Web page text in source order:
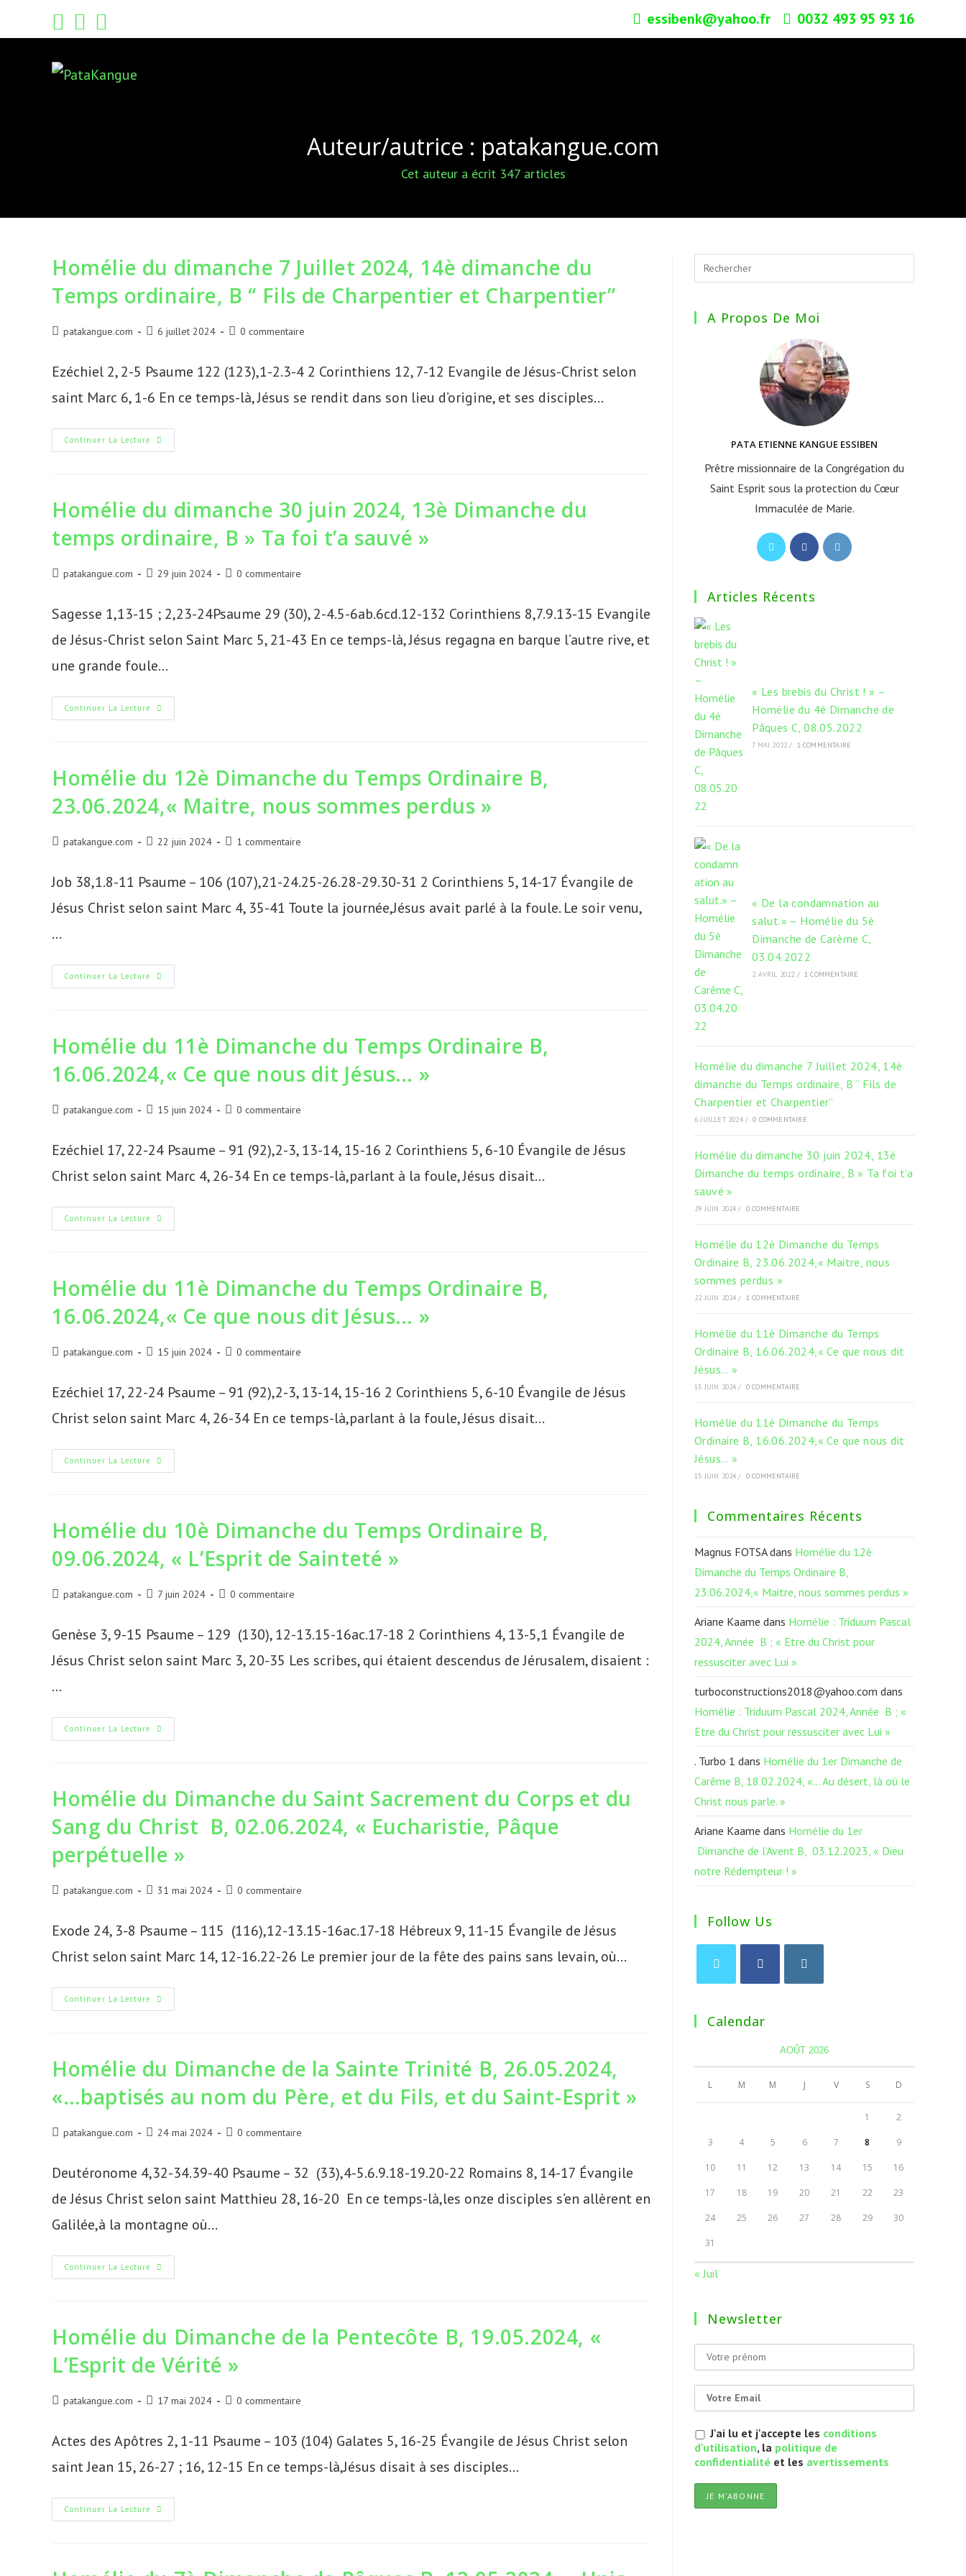
essibenk@yahoo.fr 0032 493 95 93 16
Auteur/autrice : patakangue.com
Cet auteur a écrit 347 articles
Homélie du dimanche 7 Juillet 2024, 14è dimanche du
Temps ordinaire, B “ Fils de Charpentier et Charpentier”
Auteur/autrice
publication :
patakangue.com
Publication
6 juillet 2024
Commentaires
publication :
0 commentaire
Ezéchiel 2, 2-5 Psaume 122 (123),1-2.3-4 2 Corinthiens 12, 7-12 Evangile de Jésus-Christ selon
saint Marc 6, 1-6 En ce temps-là, Jésus se rendit dans son lieu d’origine, et ses disciples…
Continuer La Lecture Homélie
Du
14è
Dimanche
Du
Temps
Ordinaire,
Fils
De
Charpentier”
Homélie du dimanche 30 juin 2024, 13è Dimanche du
temps ordinaire, B » Ta foi t’a sauvé »
Auteur/autrice
publication :
patakangue.com
Publication
29 juin 2024
Commentaires
publication :
0 commentaire
Sagesse 1,13-15 ; 2,23-24Psaume 29 (30), 2-4.5-6ab.6cd.12-132 Corinthiens 8,7.9.13-15 Evangile
de Jésus-Christ selon Saint Marc 5, 21-43 En ce temps-là, Jésus regagna en barque l’autre rive, et
une grande foule…
Continuer La Lecture Homélie
Du
13è
Dimanche
Du
Temps
Ordinaire,
B »
Foi
T’a
Homélie du 12è Dimanche du Temps Ordinaire B,
23.06.2024,« Maitre, nous sommes perdus »
Auteur/autrice
publication :
patakangue.com
Publication
22 juin 2024
Commentaires
publication :
1 commentaire
Job 38,1.8-11 Psaume – 106 (107),21-24.25-26.28-29.30-31 2 Corinthiens 5, 14-17 Évangile de
Jésus Christ selon saint Marc 4, 35-41 Toute la journée,Jésus avait parlé à la foule. Le soir venu,
…
Continuer La Lecture Homélie
Du
Ordinaire
B,
23.06.2024,«
Maitre,
Nous
Sommes
»
Homélie du 11è Dimanche du Temps Ordinaire B,
16.06.2024,« Ce que nous dit Jésus… »
Auteur/autrice
publication :
patakangue.com
Publication
15 juin 2024
Commentaires
publication :
0 commentaire
Ezéchiel 17, 22-24 Psaume – 91 (92),2-3, 13-14, 15-16 2 Corinthiens 5, 6-10 Évangile de Jésus
Christ selon saint Marc 4, 26-34 En ce temps-là,parlant à la foule, Jésus disait…
Continuer La Lecture Homélie
Du
Ordinaire
B,
16.06.2024,«
Ce
Que
Nous
Jésus…
»
Homélie du 11è Dimanche du Temps Ordinaire B,
16.06.2024,« Ce que nous dit Jésus… »
Auteur/autrice
publication :
patakangue.com
Publication
15 juin 2024
Commentaires
publication :
0 commentaire
Ezéchiel 17, 22-24 Psaume – 91 (92),2-3, 13-14, 15-16 2 Corinthiens 5, 6-10 Évangile de Jésus
Christ selon saint Marc 4, 26-34 En ce temps-là,parlant à la foule, Jésus disait…
Continuer La Lecture Homélie
Du
Ordinaire
B,
16.06.2024,«
Ce
Que
Nous
Jésus…
»
Homélie du 10è Dimanche du Temps Ordinaire B,
09.06.2024, « L’Esprit de Sainteté »
Auteur/autrice
publication :
patakangue.com
Publication
7 juin 2024
Commentaires
publication :
0 commentaire
Genèse 3, 9-15 Psaume – 129 (130), 12-13.15-16ac.17-18 2 Corinthiens 4, 13-5,1 Évangile de
Jésus Christ selon saint Marc 3, 20-35 Les scribes, qui étaient descendus de Jérusalem, disaient :
…
Continuer La Lecture Homélie
Du
Ordinaire
B,
09.06.2024,
«
L’Esprit
Sainteté
»
Homélie du Dimanche du Saint Sacrement du Corps et du
Sang du Christ B, 02.06.2024, « Eucharistie, Pâque
perpétuelle »
Auteur/autrice
publication :
patakangue.com
Publication
31 mai 2024
Commentaires
publication :
0 commentaire
Exode 24, 3-8 Psaume – 115 (116),12-13.15-16ac.17-18 Hébreux 9, 11-15 Évangile de Jésus
Christ selon saint Marc 14, 12-16.22-26 Le premier jour de la fête des pains sans levain, où…
Continuer La Lecture Homélie
Du
Du
Corps
Et
Du
Sang
B,
02.06.2024,
Pâque
Perpétuelle
Homélie du Dimanche de la Sainte Trinité B, 26.05.2024,
«…baptisés au nom du Père, et du Fils, et du Saint-Esprit »
Auteur/autrice
publication :
patakangue.com
Publication
24 mai 2024
Commentaires
publication :
0 commentaire
Deutéronome 4,32-34.39-40 Psaume – 32 (33),4-5.6.9.18-19.20-22 Romains 8, 14-17 Évangile
de Jésus Christ selon saint Matthieu 28, 16-20 En ce temps-là,les onze disciples s’en allèrent en
Galilée,à la montagne où…
Continuer La Lecture Homélie
Du
Trinité
B,
26.05.2024,
«…
Baptisés
Du
Père,
Fils,
Et
Du
Saint-
Homélie du Dimanche de la Pentecôte B, 19.05.2024, «
L’Esprit de Vérité »
Auteur/autrice
publication :
patakangue.com
Publication
17 mai 2024
Commentaires
publication :
0 commentaire
Actes des Apôtres 2, 1-11 Psaume – 103 (104) Galates 5, 16-25 Évangile de Jésus Christ selon
saint Jean 15, 26-27 ; 16, 12-15 En ce temps-là,Jésus disait à ses disciples…
Continuer La Lecture Homélie
Du
B,
A Propos De Moi
PATA ETIENNE KANGUE ESSIBEN
Prêtre missionnaire de la Congrégation du
Saint Esprit sous la protection du Cœur
Immaculée de Marie.
S’ouvre
dans
nouvel
S’ouvre
dans
S’ouvre
Articles Récents
« Les brebis du Christ ! » –
Homélie du 4è Dimanche de
Pâques C, 08.05.2022
7 MAI 2022 / 1 COMMENTAIRE
« De la condamnation au
salut.» – Homélie du 5è
Dimanche de Carême C,
03.04.2022
2 AVRIL 2022 / 1 COMMENTAIRE
Homélie du dimanche 7 Juillet 2024, 14è
dimanche du Temps ordinaire, B “ Fils de
Charpentier et Charpentier”
6 JUILLET 2024 / 0 COMMENTAIRE
Homélie du dimanche 30 juin 2024, 13è
Dimanche du temps ordinaire, B » Ta foi t’a
sauvé »
29 JUIN 2024 / 0 COMMENTAIRE
Homélie du 12è Dimanche du Temps
Ordinaire B, 23.06.2024,« Maitre, nous
sommes perdus »
22 JUIN 2024 / 1 COMMENTAIRE
Homélie du 11è Dimanche du Temps
Ordinaire B, 16.06.2024,« Ce que nous dit
Jésus… »
15 JUIN 2024 / 0 COMMENTAIRE
Homélie du 11è Dimanche du Temps
Ordinaire B, 16.06.2024,« Ce que nous dit
Jésus… »
15 JUIN 2024 / 0 COMMENTAIRE
Commentaires Récents
Magnus FOTSAdans Homélie du 12è
Dimanche du Temps Ordinaire B,
23.06.2024,« Maitre, nous sommes perdus »
Ariane Kaame dans Homélie : Triduum Pascal
2024, Année B ; « Etre du Christ pour
ressusciter avec Lui »
turboconstructions2018@yahoo.com dans
Homélie : Triduum Pascal 2024, Année B ; «
Etre du Christ pour ressusciter avec Lui »
. Turbo 1 dans Homélie du 1er Dimanche de
Carême B, 18.02.2024, «… Au désert, là où le
Christ nous parle. »
Ariane Kaame dans Homélie du 1er
Dimanche de l’Avent B, 03.12.2023, « Dieu
notre Rédempteur ! »
Follow Us
Calendar
AOÛT 2026
L M M J V S D
1 2
3 4 5 6 7 8 9
10 11 12 13 14 15 16
17 18 19 20 21 22 23
24 25 26 27 28 29 30
31
« Juil
Newsletter
J'ai lu et j'accepte les conditions
d'utilisation, la politique de
confidentialité et les avertissements